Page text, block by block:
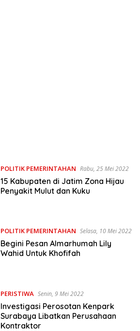
POLITIK PEMERINTAHAN Rabu, 25 Mei 2022
15 Kabupaten di Jatim Zona Hijau
Penyakit Mulut dan Kuku
POLITIK PEMERINTAHAN Selasa, 10 Mei 2022
Begini Pesan Almarhumah Lily
Wahid Untuk Khofifah
PERISTIWA Senin, 9 Mei 2022
Investigasi Perosotan Kenpark
Surabaya Libatkan Perusahaan
Kontraktor